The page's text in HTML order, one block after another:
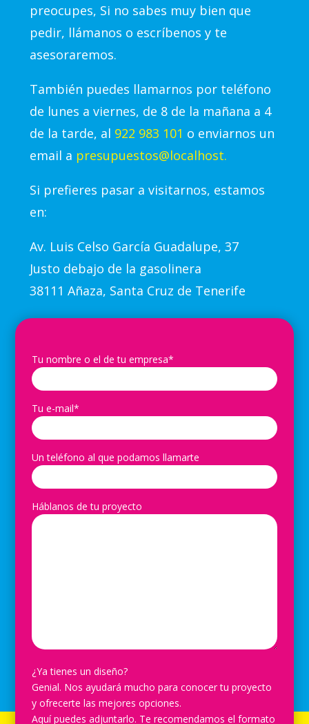
preocupes, Si no sabes muy bien que
pedir, llámanos o escríbenos y te
asesoraremos.
También puedes llamarnos por teléfono
de lunes a viernes, de 8 de la mañana a 4
de la tarde, al 922 983 101 o enviarnos un
email a presupuestos@localhost.
Si prefieres pasar a visitarnos, estamos
en:
Av. Luis Celso García Guadalupe, 37
Justo debajo de la gasolinera
38111 Añaza, Santa Cruz de Tenerife
Tu nombre o el de tu empresa*
Tu e-mail*
Un teléfono al que podamos llamarte
Háblanos de tu proyecto
¿Ya tienes un diseño?
Genial. Nos ayudará mucho para conocer tu proyecto
y ofrecerte las mejores opciones.
Aquí puedes adjuntarlo. Te recomendamos el formato